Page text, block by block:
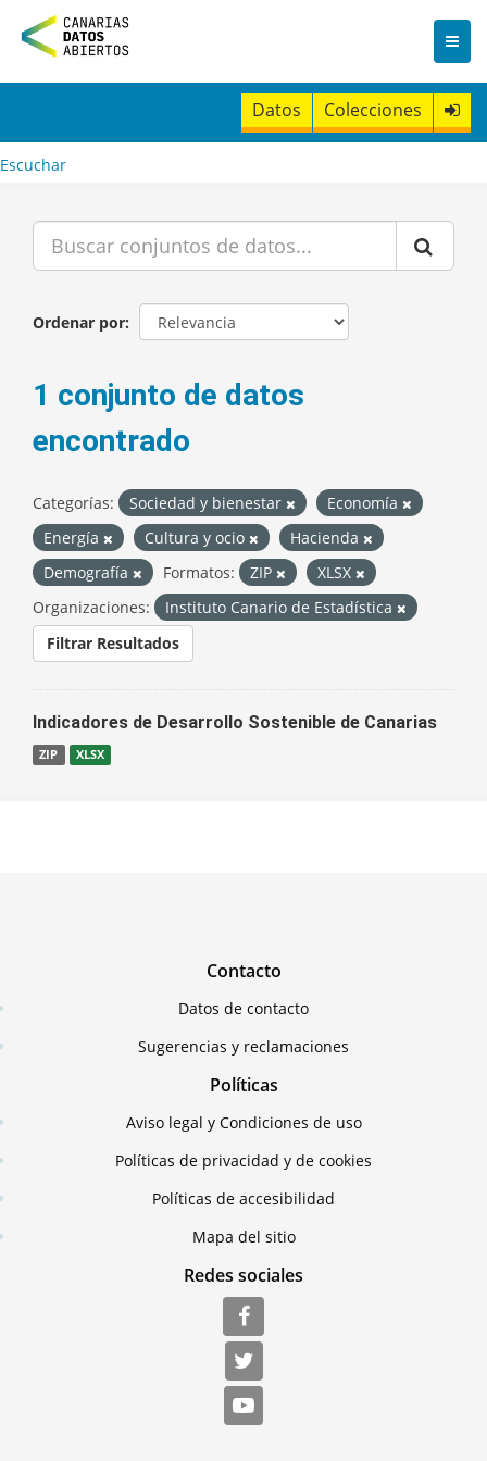
n
t
Datos Colecciones
Escuchar
Ordenar por
1 conjunto de datos
encontrado
Categorías: Sociedad y bienestar
Economía
Energía
Cultura y ocio
Hacienda
Demografía
Formatos: ZIP
XLSX
Organizaciones:
Instituto Canario de Estadística
Filtrar Resultados
Indicadores de Desarrollo Sostenible de Canarias
ZIP XLSX
Contacto
Datos de contacto
Sugerencias y reclamaciones
Políticas
Aviso legal y Condiciones de uso
Políticas de privacidad y de cookies
Políticas de accesibilidad
Mapa del sitio
Redes sociales